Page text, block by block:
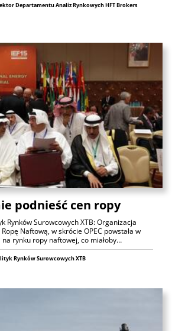
Departamentu Analiz Rynkowych HFT Brokers
podnieść cen ropy
Rynków Surowcowych XTB: Organizacja
Naftową, w skrócie OPEC powstała w
rynku ropy naftowej, co miałoby…
Rynków Surowcowych XTB